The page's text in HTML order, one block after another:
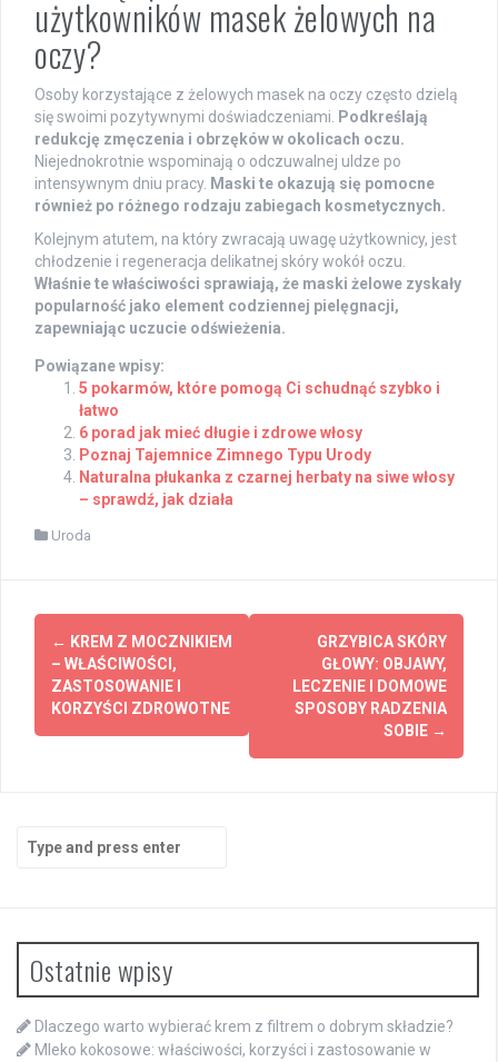
użytkowników masek żelowych na
oczy?
Osoby korzystające z żelowych masek na oczy często dzielą
się swoimi pozytywnymi doświadczeniami. Podkreślają
redukcję zmęczenia i obrzęków w okolicach oczu.
Niejednokrotnie wspominają o odczuwalnej uldze po
intensywnym dniu pracy. Maski te okazują się pomocne
również po różnego rodzaju zabiegach kosmetycznych.
Kolejnym atutem, na który zwracają uwagę użytkownicy, jest
chłodzenie i regeneracja delikatnej skóry wokół oczu.
Właśnie te właściwości sprawiają, że maski żelowe zyskały
popularność jako element codziennej pielęgnacji,
zapewniając uczucie odświeżenia.
Powiązane wpisy:
5 pokarmów, które pomogą Ci schudnąć szybko i
łatwo
6 porad jak mieć długie i zdrowe włosy
Poznaj Tajemnice Zimnego Typu Urody
Naturalna płukanka z czarnej herbaty na siwe włosy
– sprawdź, jak działa
Uroda
Post
navigation
← KREM Z MOCZNIKIEM
– WŁAŚCIWOŚCI,
ZASTOSOWANIE I
KORZYŚCI ZDROWOTNE
GRZYBICA SKÓRY
GŁOWY: OBJAWY,
LECZENIE I DOMOWE
SPOSOBY RADZENIA
SOBIE →
Search
for:
Ostatnie wpisy
Dlaczego warto wybierać krem z filtrem o dobrym składzie?
Mleko kokosowe: właściwości, korzyści i zastosowanie w